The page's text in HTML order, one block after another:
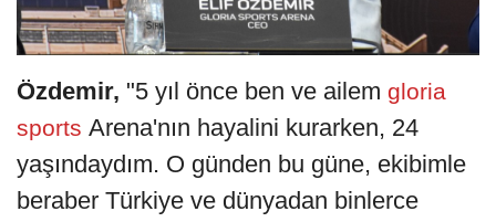
Özdemir, "5 yıl önce ben ve ailem gloria
sports Arena'nın hayalini kurarken, 24
yaşındaydım. O günden bu güne, ekibimle
beraber Türkiye ve dünyadan binlerce